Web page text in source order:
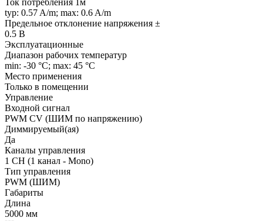
typ: 0.57 A/m; max: 0.6 A/m
Предельное отклонение напряжения ±
0.5 В
Эксплуатационные
Диапазон рабочих температур
min: -30 °C; max: 45 °C
Место применения
Только в помещении
Управление
Входной сигнал
PWM СV (ШИМ по напряжению)
Диммируемый(ая)
Да
Каналы управления
1 CH (1 канал - Mono)
Тип управления
PWM (ШИМ)
Габариты
Длина
5000 мм